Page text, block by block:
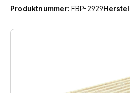
Produktnummer: FBP-2929